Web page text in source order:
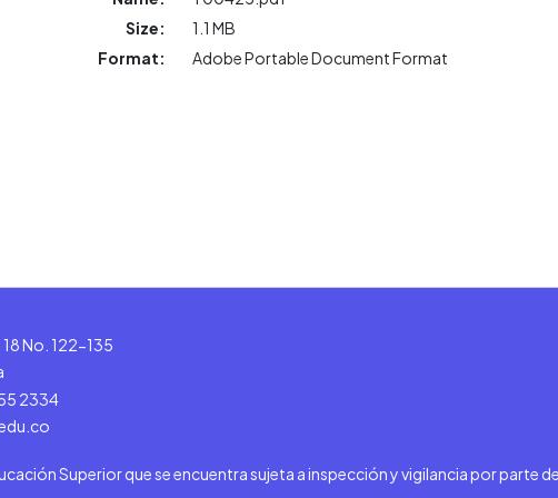
Size:
1.1 MB
Format:
Adobe Portable Document Format
No. 122-135
2334
Superior que se encuentra sujeta a inspección y vigilancia por parte